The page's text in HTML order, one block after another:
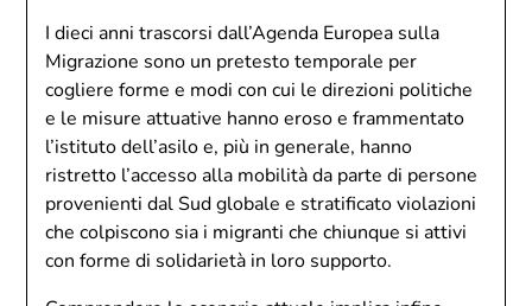
I dieci anni trascorsi dall’Agenda Europea sulla
Migrazione sono un pretesto temporale per
cogliere forme e modi con cui le direzioni politiche
e le misure attuative hanno eroso e frammentato
l’istituto dell’asilo e, più in generale, hanno
ristretto l’accesso alla mobilità da parte di persone
provenienti dal Sud globale e stratificato violazioni
che colpiscono sia i migranti che chiunque si attivi
con forme di solidarietà in loro supporto.